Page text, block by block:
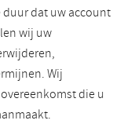
duur dat uw account
wij uw
Wij
die u